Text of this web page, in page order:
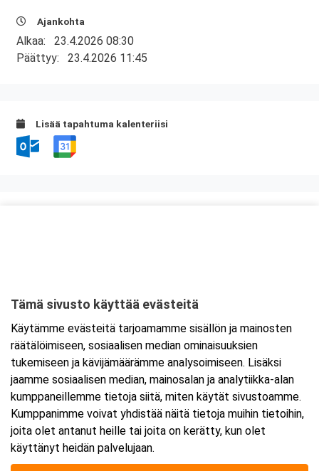
Ajankohta
Alkaa: 23.4.2026 08:30
Päättyy: 23.4.2026 11:45
Lisää tapahtuma kalenteriisi
Tarkempi kartta ja ajo-ohjeet
Tämä sivusto käyttää evästeitä
Käytämme evästeitä tarjoamamme sisällön ja mainosten
räätälöimiseen, sosiaalisen median ominaisuuksien
tukemiseen ja kävijämäärämme analysoimiseen. Lisäksi
jaamme sosiaalisen median, mainosalan ja analytiikka-alan
kumppaneillemme tietoja siitä, miten käytät sivustoamme.
Kumppanimme voivat yhdistää näitä tietoja muihin tietoihin,
joita olet antanut heille tai joita on kerätty, kun olet
käyttänyt heidän palvelujaan.